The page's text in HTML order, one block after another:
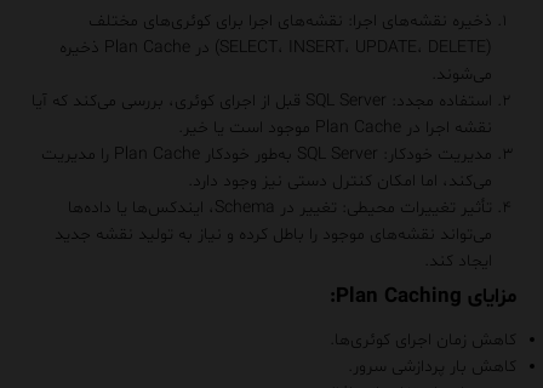
ذخیره نقشه‌های اجرا : نقشه‌های اجرا برای کوئری‌های مختلف
(SELECT، INSERT، UPDATE، DELETE) در Plan Cache ذخیره
می‌شوند.
استفاده مجدد
: SQL Server قبل از اجرای کوئری، بررسی می‌کند که آیا
نقشه اجرا در Plan Cache موجود است یا خیر.
مدیریت خودکار
: SQL Server به‌طور خودکار Plan Cache را مدیریت
می‌کند، اما امکان کنترل دستی نیز وجود دارد.
تأثیر تغییرات محیطی
: تغییر در Schema، ایندکس‌ها یا داده‌ها
می‌تواند نقشه‌های موجود را باطل کرده و نیاز به تولید نقشه جدید
ایجاد کند.
مزایای Plan Caching:
کاهش زمان اجرای کوئری‌ها.
کاهش بار پردازشی سرور.